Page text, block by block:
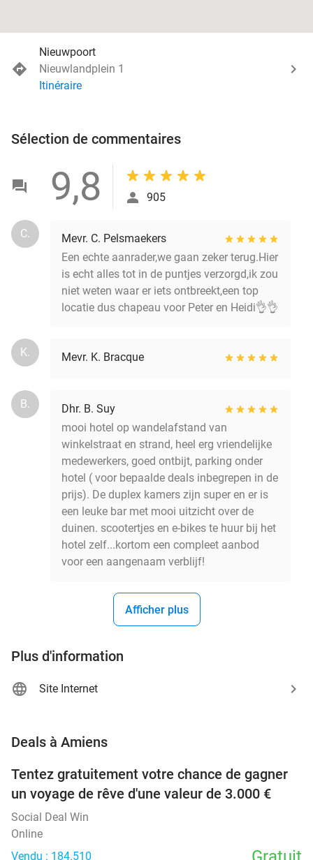
Nieuwpoort
Nieuwlandplein 1
Itinéraire
Sélection de commentaires
9,8 905
C.
Mevr. C. Pelsmaekers
Een echte aanrader,we gaan zeker terug.Hier
is echt alles tot in de puntjes verzorgd,ik zou
niet weten waar er iets ontbreekt,een top
locatie dus chapeau voor Peter en Heidi👌👌
K. Mevr. K. Bracque
B.
Dhr. B. Suy
mooi hotel op wandelafstand van
winkelstraat en strand, heel erg vriendelijke
medewerkers, goed ontbijt, parking onder
hotel ( voor bepaalde deals inbegrepen in de
prijs). De duplex kamers zijn super en er is
een leuke bar met mooi uitzicht over de
duinen. scootertjes en e-bikes te huur bij het
hotel zelf...kortom een compleet aanbod
voor een aangenaam verblijf!
Afficher plus
Plus d'information
Site Internet
Deals à Amiens
Tentez gratuitement votre chance de gagner
un voyage de rêve d'une valeur de 3.000 €
Social Deal Win
Online
Vendu : 184.510